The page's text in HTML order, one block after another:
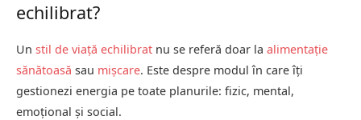
echilibrat?
Un stil de viață echilibrat nu se referă doar la alimentație
sănătoasă sau mișcare. Este despre modul în care îți
gestionezi energia pe toate planurile: fizic, mental,
emoțional și social.